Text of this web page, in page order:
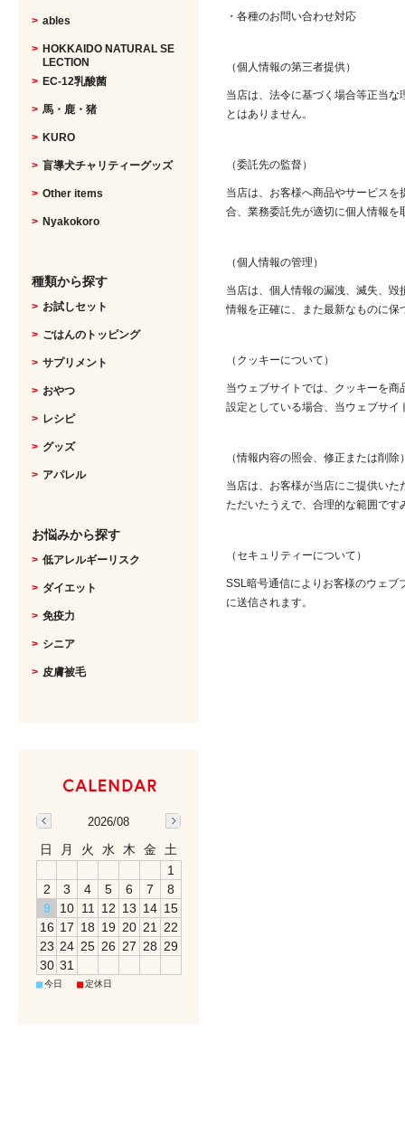
・各種のお問い合わせ対応
（個人情報の第三者提供）
当店は、法令に基づく場合等正当
とはありません。
（委託先の監督）
当店は、お客様へ商品やサービス
合、業務委託先が適切に個人情報
（個人情報の管理）
当店は、個人情報の漏洩、滅失、
情報を正確に、また最新なものに
（クッキーについて）
当ウェブサイトでは、クッキーを
設定としている場合、当ウェブサ
（情報内容の照会、修正または削除
当店は、お客様が当店にご提供い
ただいたうえで、合理的な範囲で
（セキュリティーについて）
SSL暗号通信によりお客様のウェブ
に送信されます。
ables
HOKKAIDO NATURAL SE
LECTION
EC-12乳酸菌
馬・鹿・猪
KURO
盲導犬チャリティーグッズ
Other items
Nyakokoro
種類から探す
お試しセット
ごはんのトッピング
サプリメント
おやつ
レシピ
グッズ
アパレル
お悩みから探す
低アレルギーリスク
ダイエット
免疫力
シニア
皮膚被毛
2026/08
日 月 火 水 木 金
土
1
2
3 4 5 6 7
8
9
10 11 12 13 14 15
16 17 18 19 20 21 22
23 24 25 26 27 28 29
30 31
■今日 ■定休日